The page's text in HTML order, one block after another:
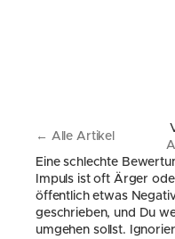
← Alle Artikel
Eine schlechte
Impuls ist oft Ärger
öffentlich etwas
geschrieben, und Du
umgehen sollst.